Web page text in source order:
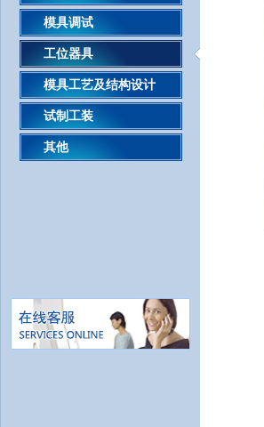
模具调试
工位器具
模具工艺及结构设计
试制工装
其他